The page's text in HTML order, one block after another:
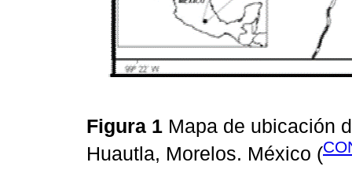
Figura 1 Mapa de ubicación
Huautla, Morelos. México (